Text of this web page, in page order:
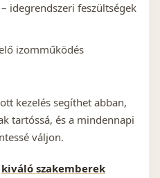
– idegrendszeri feszültségek
izomműködés
kezelés segíthet abban,
tartóssá, és a mindennapi
váljon.
kiváló szakemberek